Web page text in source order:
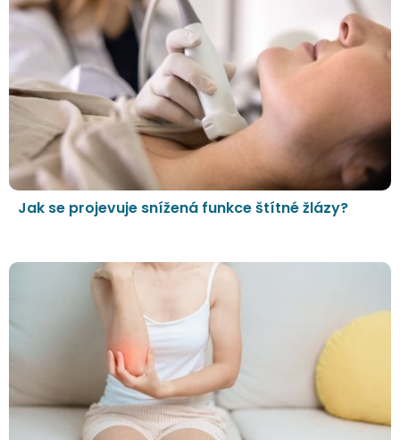
Jak se projevuje snížená funkce štítné žlázy?